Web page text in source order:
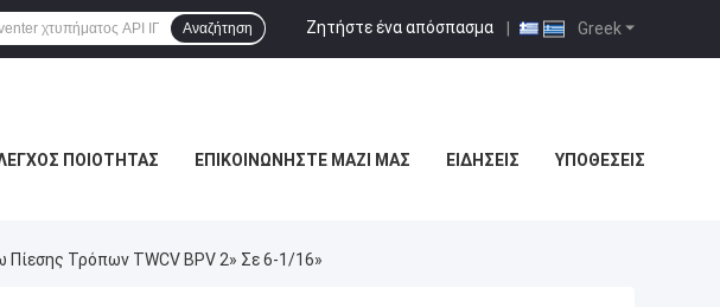
Greek
Ζητήστε ένα απόσπασμα |
Αναζήτηση
ΠΟΙΌΤΗΤΑΣ ΕΠΙΚΟΙΝΩΝΉΣΤΕ ΜΑΖΊ ΜΑΣ ΕΙΔΉΣΕΙΣ ΥΠΟΘΈΣΕΙΣ
Τρόπων TWCV BPV 2» Σε 6-1/16»